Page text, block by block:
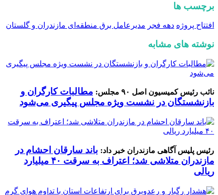
برچسب ها
افتتاح پروژه دهه فجر مدیرعامل برق منطقه‌ای مازندران و گلستان
نوشته های مشابه
نائب رئیس کمیسیون اصل ۹۰ مجلس:
مطالبات کارگران و
بازنشستگان در نشست ویژه مجلس پیگیری می‌شود
رئیس پلیس آگاهی مازندران خبر داد: باند سارقان احشام در
مازندران متلاشی شد؛ اعتراف به سرقت ۴۰ میلیارد
ریالی